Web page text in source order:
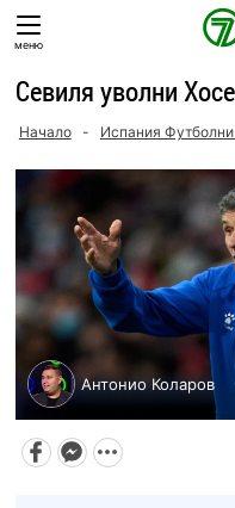
Skip
toменю
Севиля уволни
Начало - Испания
Антонио Коларов